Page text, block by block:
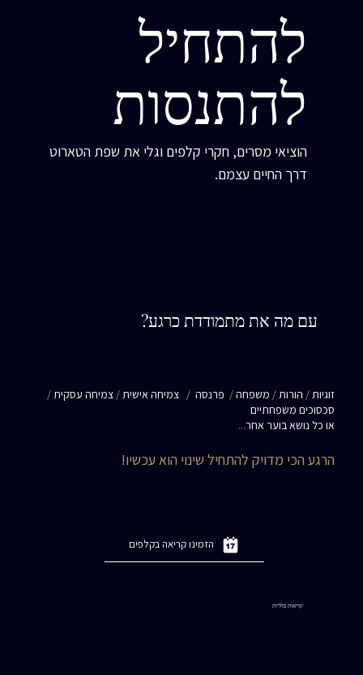
להתחיל
להתנסות
הוציאי מסרים, חקרי קלפים וגלי את שפת הטארוט
דרך החיים עצמם.
עם מה את מתמודדת כרגע?
זוגיות/ הורות/ משפחה/ פרנסה / צמיחה אישית/ צמיחה עסקית/
סכסוכים משפחתיים
או כל נושא בוער אחר...
הרגע הכי מדויק להתחיל שינוי הוא עכשיו!
הזמינו קריאה בקלפים
קריאות כלליות